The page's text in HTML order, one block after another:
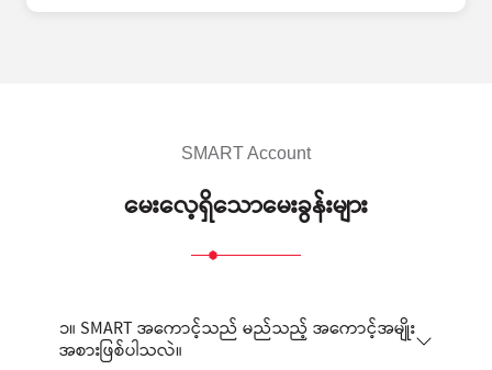
SMART Account
မေးလေ့ရှိသောမေးခွန်းများ
၁။ SMART အကောင့်သည် မည်သည့် အကောင့်အမျိုး
အစားဖြစ်ပါသလဲ။